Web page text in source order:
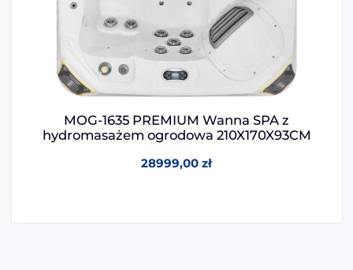
MOG-1635 PREMIUM Wanna SPA z
hydromasażem ogrodowa 210X170X93CM
28999,00zł